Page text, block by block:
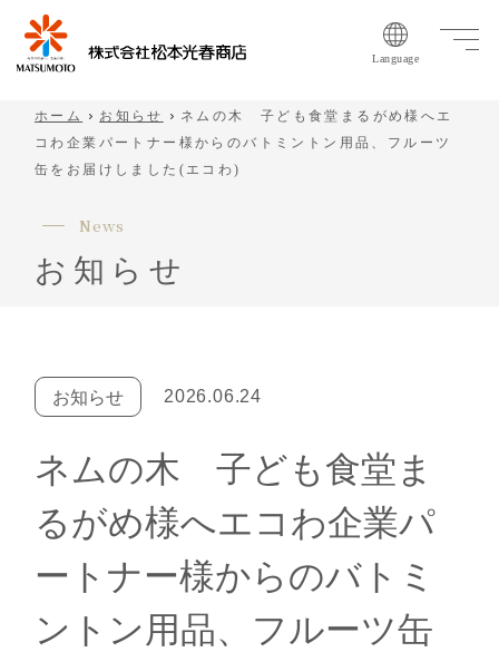
Language
ホーム お知らせ
ネムの木 子ども食堂まるがめ様へエ
コわ企業パートナー様からのバトミントン用品、フルーツ
缶をお届けしました(エコわ)
News
お 知 ら せ
お知らせ 2026.06.24
ネムの木 子ども食堂ま
るがめ様へエコわ企業パ
ートナー様からのバトミ
ントン用品、フルーツ缶